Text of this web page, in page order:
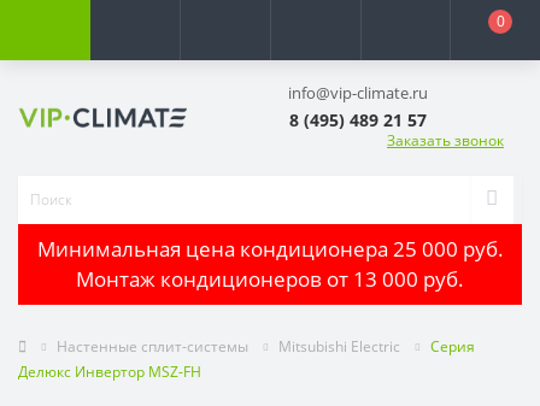
0
info@vip-climate.ru
8 (495) 489 21 57
Заказать звонок
Минимальная цена кондиционера 25 000 руб.
Монтаж кондиционеров от 13 000 руб.
Настенные сплит-системы Mitsubishi Electric
Серия
Делюкс Инвертор MSZ-FH